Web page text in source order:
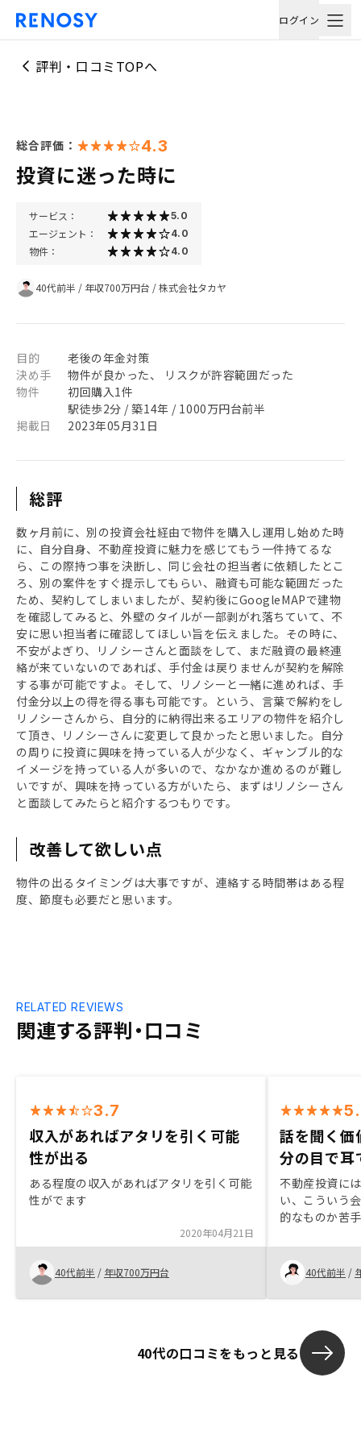
ログイン
評判・口コミTOPへ
総合評価： 4.3
投資に迷った時に
サービス： 5.0
エージェント： 4.0
物件： 4.0
40代前半 / 年収700万円台 /株式会社タカヤ
目的
老後の年金対策
決め手
物件が良かった、 リスクが許容範囲だった
物件
初回購入1件
駅徒歩2分 / 築14年 / 1000万円台前半
掲載日
2023年05月31日
総評
数ヶ月前に、別の投資会社経由で物件を購入し運用し始めた時
に、自分自身、不動産投資に魅力を感じてもう一件持てるな
ら、この際持つ事を決断し、同じ会社の担当者に依頼したとこ
ろ、別の案件をすぐ提示してもらい、融資も可能な範囲だった
ため、契約してしまいましたが、契約後にGoogleMAPで建物
を確認してみると、外壁のタイルが一部剥がれ落ちていて、不
安に思い担当者に確認してほしい旨を伝えました。その時に、
不安がよぎり、リノシーさんと面談をして、まだ融資の最終連
絡が来ていないのであれば、手付金は戻りませんが契約を解除
する事が可能ですよ。そして、リノシーと一緒に進めれば、手
付金分以上の得を得る事も可能です。という、言葉で解約をし
リノシーさんから、自分的に納得出来るエリアの物件を紹介し
て頂き、リノシーさんに変更して良かったと思いました。自分
の周りに投資に興味を持っている人が少なく、ギャンブル的な
イメージを持っている人が多いので、なかなか進めるのが難し
いですが、興味を持っている方がいたら、まずはリノシーさん
と面談してみたらと紹介するつもりです。
改善して欲しい点
物件の出るタイミングは大事ですが、連絡する時間帯はある程
度、節度も必要だと思います。
関連する評判・口コミ
RELATED REVIEWS
3.7
収入があればアタリを引く可能
性が出る
ある程度の収入があればアタリを引く可能
性がでます
2020年04月21日
40代前半 / 年収700万円台
話を聞く価
分の目で耳
不動産投資に
い、こういう
的なものか苦
らの連絡に関
か、相談する
いくことが出
ての安心を提
の電話対応。
40代前半 /
40代の口コミをもっと見る